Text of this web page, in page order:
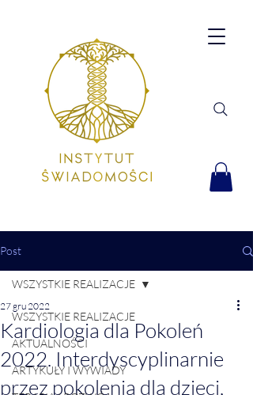
Post
WSZYSTKIE REALIZACJE
AKTUALNOŚCI
ARTYKUŁY I WYWIADY
WSZYSTKIE REALIZACJE
Kardiologia dla Pokoleń
2022. Interdyscyplinarnie
przez pokolenia dla dzieci,
27 gru 2022